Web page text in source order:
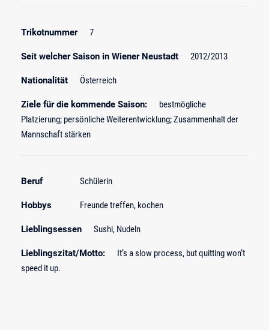
Trikotnummer 7
Seit welcher Saison in Wiener Neustadt 2012/2013
Nationalität Österreich
Ziele für die kommende Saison:
bestmögliche
Platzierung; persönliche Weiterentwicklung; Zusammenhalt der
Mannschaft stärken
Beruf Schülerin
Hobbys Freunde treffen, kochen
Lieblingsessen Sushi, Nudeln
Lieblingszitat/Motto:
It‘s a slow process, but quitting won‘t
speed it up.